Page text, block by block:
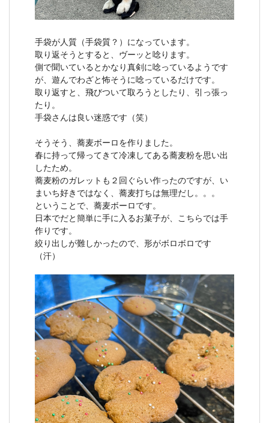
手袋が人質（手袋質？）になっています。
取り返そうとすると、ヴーッと唸ります。
側で聞いているとかなり真剣に唸っているようです
が、遊んでわざと怖そうに唸っているだけです。
取り返すと、飛びついて取ろうとしたり、引っ張っ
たり。
手袋さんは良い迷惑です（笑）
そうそう、蕎麦ボーロを作りました。
春に持って帰ってきて冷凍してある蕎麦粉を思い出
したため。
蕎麦粉のガレットも２回ぐらい作ったのですが、い
まいち好きではなく、蕎麦打ちは無理だし。。。
ということで、蕎麦ボーロです。
日本でだと簡単に手に入るお菓子が、こちらでは手
作りです。
絞り出しが難しかったので、形がボロボロです
（汗）